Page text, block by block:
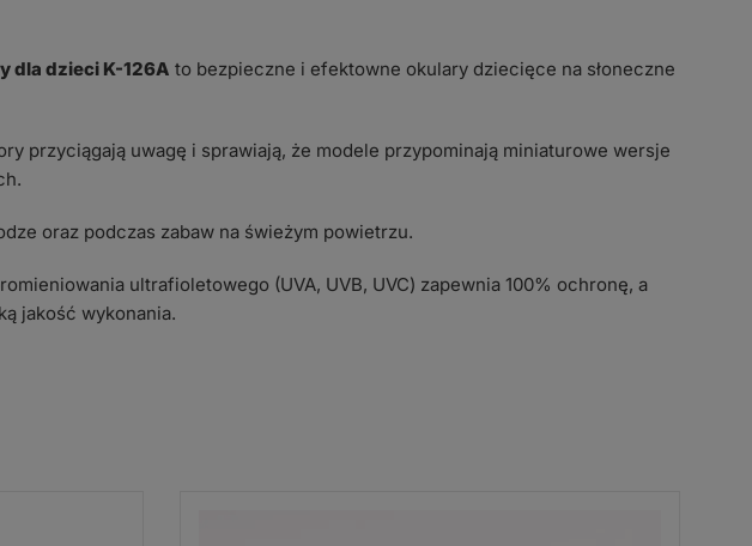
dla dzieci K-126A to bezpieczne i efektowne okulary dziecięce na słoneczne
przyciągają uwagę i sprawiają, że modele przypominają miniaturowe wersje
oraz podczas zabaw na świeżym powietrzu.
ultrafioletowego (UVA, UVB, UVC) zapewnia 100% ochronę, a
jakość wykonania.